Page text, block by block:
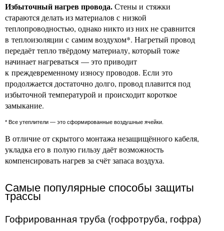
Избыточный нагрев провода.Стены и стяжки
стараются делать из материалов с низкой
теплопроводностью, однако никто из них не сравнится
в теплоизоляции с самим воздухом*. Нагретый провод
передаёт тепло твёрдому материалу, который тоже
начинает нагреваться — это приводит
к преждевременному износу проводов. Если это
продолжается достаточно долго, провод плавится под
избыточной температурой и происходит короткое
замыкание.
* Все утеплители — это сформированные воздушные ячейки.
В отличие от скрытого монтажа незащищённого кабеля,
укладка его в полую гильзу даёт возможность
компенсировать нагрев за счёт запаса воздуха.
Самые популярные способы защиты
трассы
Гофрированная труба (гофротруба, гофра)